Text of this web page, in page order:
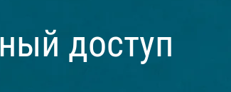
доступ